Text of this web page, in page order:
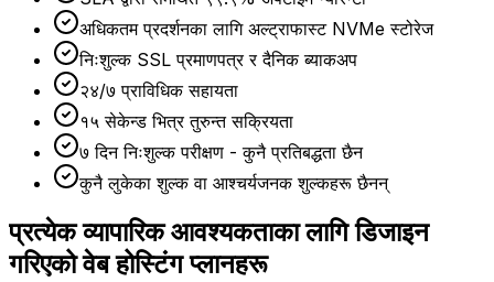
अधिकतम प्रदर्शनका लागि अल्ट्राफास्ट NVMe स्टोरेज
निःशुल्क SSL प्रमाणपत्र र दैनिक ब्याकअप
२४/७ प्राविधिक सहायता
१५ सेकेन्ड भित्र तुरुन्त सक्रियता
७ दिन निःशुल्क परीक्षण - कुनै प्रतिबद्धता छैन
कुनै लुकेका शुल्क वा आश्चर्यजनक शुल्कहरू छैनन्
प्रत्येक व्यापारिक आवश्यकताका लागि डिजाइन
गरिएको वेब होस्टिंग प्लानहरू